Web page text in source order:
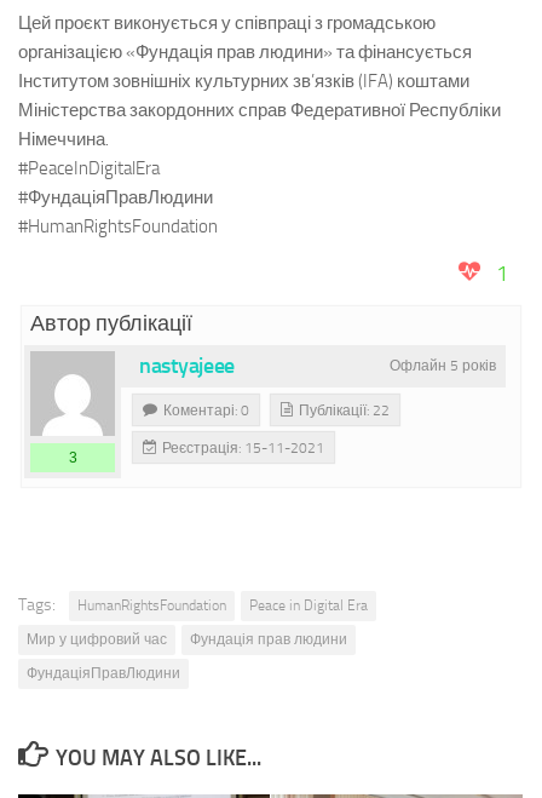
Цей проєкт виконується у співпраці з громадською
організацією «Фундація прав людини» та фінансується
Інститутом зовнішніх культурних зв’язків (IFA) коштами
Міністерства закордонних справ Федеративної Республіки
Німеччина.
#PeaceInDigitalEra
#ФундаціяПравЛюдини
#HumanRightsFoundation
1
Автор публікації
Офлайн 5 років
nastyajeee
3
Коментарі: 0 Публікації: 22
Реєстрація: 15-11-2021
Tags: HumanRightsFoundation
Peace in Digital Era
Мир у цифровий час
Фундація прав людини
ФундаціяПравЛюдини
YOU MAY ALSO LIKE...